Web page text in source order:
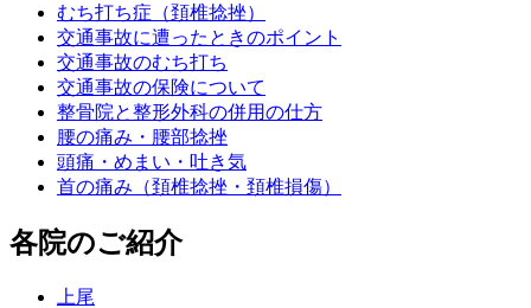
むち打ち症（頚椎捻挫）
交通事故に遭ったときのポイント
交通事故のむち打ち
交通事故の保険について
整骨院と整形外科の併用の仕方
腰の痛み・腰部捻挫
頭痛・めまい・吐き気
首の痛み（頚椎捻挫・頚椎損傷）
各院のご紹介
上尾